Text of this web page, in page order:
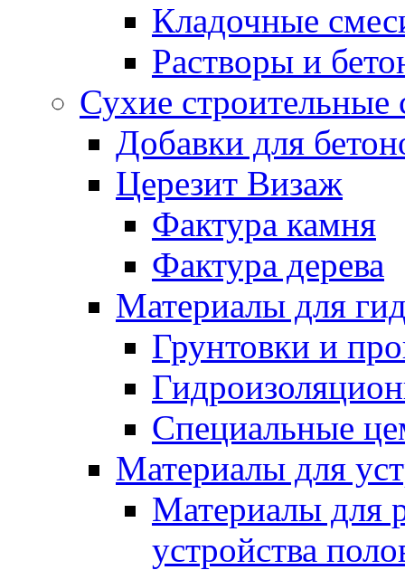
Кладочные
Растворы и
Сухие строительные
Добавки для
Церезит Визаж
Фактура камня
Фактура дерева
Материалы для
Грунтовки и
Специальные
Материалы для
Материалы для
устройства